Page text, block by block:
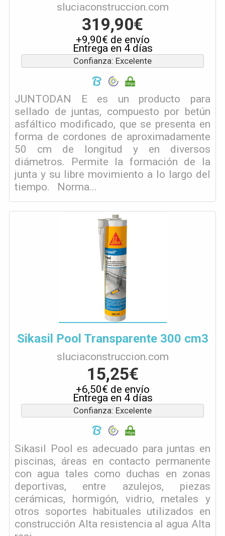
sluciaconstruccion.com
319,90€
+9,90€ de envío
Entrega en 4 días
Confianza: Excelente
JUNTODAN E es un producto para
sellado de juntas, compuesto por betún
asfáltico modificado, que se presenta en
forma de cordones de aproximadamente
50 cm de longitud y en diversos
diámetros. Permite la formación de la
junta y su libre movimiento a lo largo del
tiempo. Norma...
Sikasil Pool Transparente 300 cm3
sluciaconstruccion.com
15,25€
+6,50€ de envío
Entrega en 4 días
Confianza: Excelente
Sikasil Pool es adecuado para juntas en
piscinas, áreas en contacto permanente
con agua tales como duchas en zonas
deportivas, entre azulejos, piezas
cerámicas, hormigón, vidrio, metales y
otros soportes habituales utilizados en
construcción Alta resistencia al agua Alta